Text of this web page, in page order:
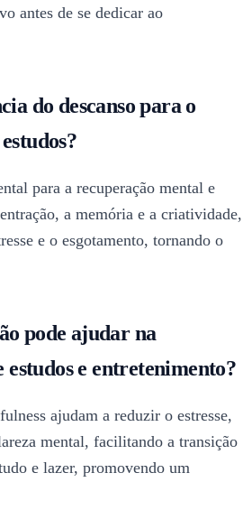
antes de se dedicar ao
do descanso para o
para a recuperação mental e
a memória e a criatividade,
e o esgotamento, tornando o
pode ajudar na
e entretenimento?
ajudam a reduzir o estresse,
mental, facilitando a transição
e lazer, promovendo um